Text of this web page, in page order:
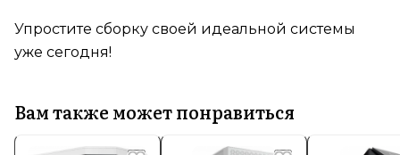
Упростите сборку своей идеальной системы
уже сегодня!
Вам также может понравиться